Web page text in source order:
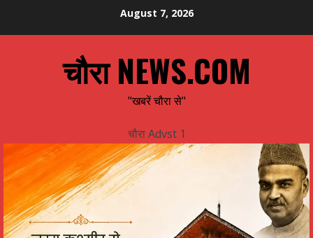
August 7, 2026
चौरा NEWS.COM
"खबरें चौरा से"
चौरा Advst 1